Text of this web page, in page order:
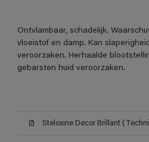
Ontvlambaar, schadelijk.
vloeistof en damp. Kan
veroorzaken. Herhaalde
gebarsten huid veroorzaken.
Steloxine Decor Brillant